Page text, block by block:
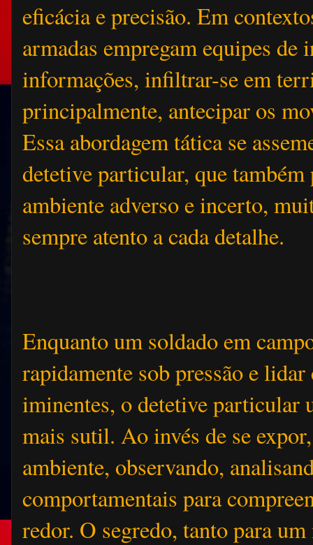
eficácia e precisão. Em
armadas empregam equipes
informações, infiltrar-se em
principalmente, antecipar os
Essa abordagem tática se
detetive particular, que
ambiente adverso e incerto,
sempre atento a cada detalhe.
Enquanto um soldado em
rapidamente sob pressão e lidar
iminentes, o detetive particular
mais sutil. Ao invés de se
ambiente, observando,
comportamentais para
redor. O segredo, tanto para